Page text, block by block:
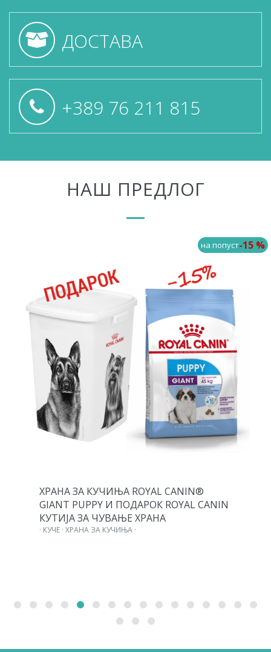
ДОСТАВА
+389 76 211 815
НАШ ПРЕДЛОГ
на попуст-15 %
ХРАНА ЗА КУЧИЊА ROYAL CANIN®
GIANT PUPPY И ПОДАРОК ROYAL CANIN
КУТИЈА ЗА ЧУВАЊЕ ХРАНА
· КУЧЕ · ХРАНА ЗА КУЧИЊА ·